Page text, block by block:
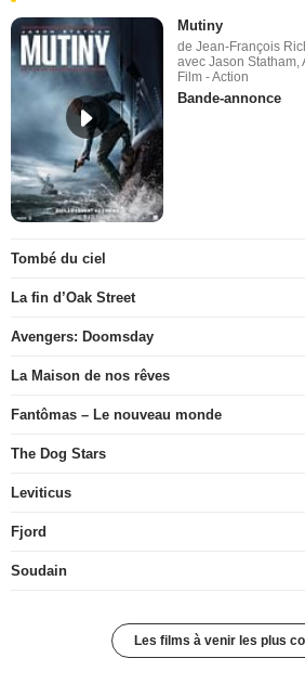
Mutiny
de Jean-François
avec Jason Statham,
Film - Action
Bande-annonce
Tombé du ciel
La fin d’Oak Street
Avengers: Doomsday
La Maison de nos rêves
Fantômas – Le nouveau monde
The Dog Stars
Leviticus
Fjord
Soudain
Les films à venir les plus